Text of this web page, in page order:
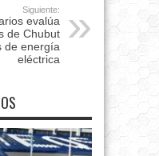
Siguiente:
evalúa
de Chubut
de energía
eléctrica